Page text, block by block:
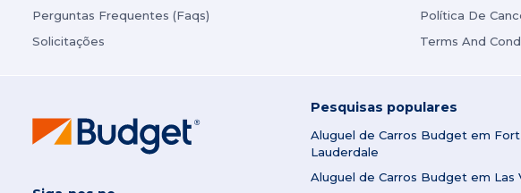
Perguntas Frequentes (Faqs)
Política De
Solicitações
Terms And
Pesquisas populares
Aluguel de Carros Budget em Fort
Lauderdale
Aluguel de Carros Budget em Las